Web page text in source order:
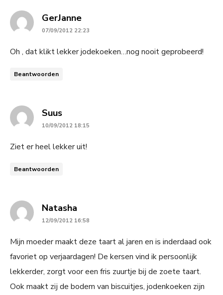
GerJannesays:
07/09/2012 22:23
Oh , dat klikt lekker jodekoeken…nog nooit geprobeerd!
Beantwoorden
Suussays:
10/09/2012 18:15
Ziet er heel lekker uit!
Beantwoorden
Natasha
12/09/2012 16:58
Mijn moeder maakt deze taart al jaren en is inderdaad ook
favoriet op verjaardagen! De kersen vind ik persoonlijk
lekkerder, zorgt voor een fris zuurtje bij de zoete taart.
Ook maakt zij de bodem van biscuitjes, jodenkoeken zijn